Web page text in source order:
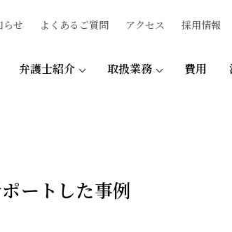
らせ よくあるご質問 アクセス 採用情報
弁護士紹介 取扱業務 費用
ートした事例